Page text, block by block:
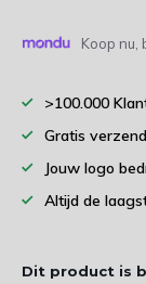
Koop nu,
>100.000
Gratis
Jouw logo
Altijd de
Dit product is